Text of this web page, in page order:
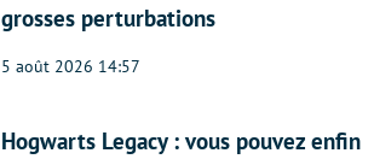
grosses perturbations
5 août 2026 14:57
Hogwarts Legacy : vous pouvez enfin